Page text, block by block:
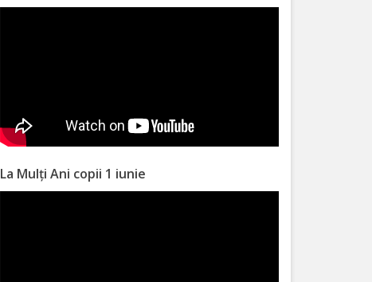
La Mulți Ani copii 1 iunie